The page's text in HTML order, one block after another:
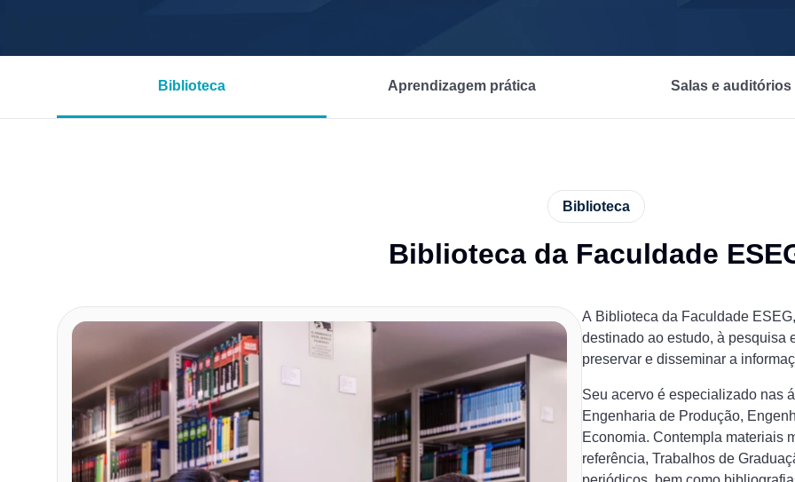
Biblioteca Aprendizagem prática Salas e auditórios
Biblioteca
Biblioteca da Faculdade
A Biblioteca da Faculdade
destinado ao estudo, à pesquisa
preservar e disseminar a
Seu acervo é especializado nas
Engenharia de Produção,
Economia. Contempla materiais
referência, Trabalhos de